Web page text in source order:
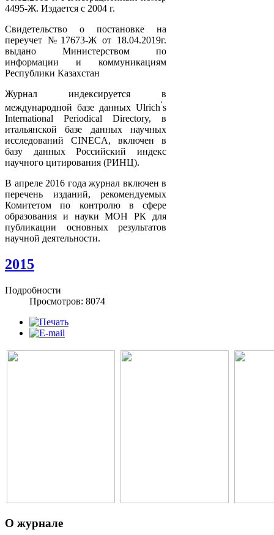
4495-Ж. Издается с 2004 г.
Свидетельство о постановке на
переучет №17673-Ж от 18.04.2019г.
выдано Министерством по
информации и коммуникациям
Республики Казахстан
Журнал индексируется в
международной базе данных Ulrich’s
International Periodical Directory, в
итальянской базе данных научных
исследований CINECA, включен в
базу данных Российский индекс
научного цитирования (РИНЦ).
В апреле 2016 года журнал включен в
перечень изданий, рекомендуемых
Комитетом по контролю в сфере
образования и науки МОН РК для
публикации основных результатов
научной деятельности.
2015
Подробности
Просмотров: 8074
О журнале